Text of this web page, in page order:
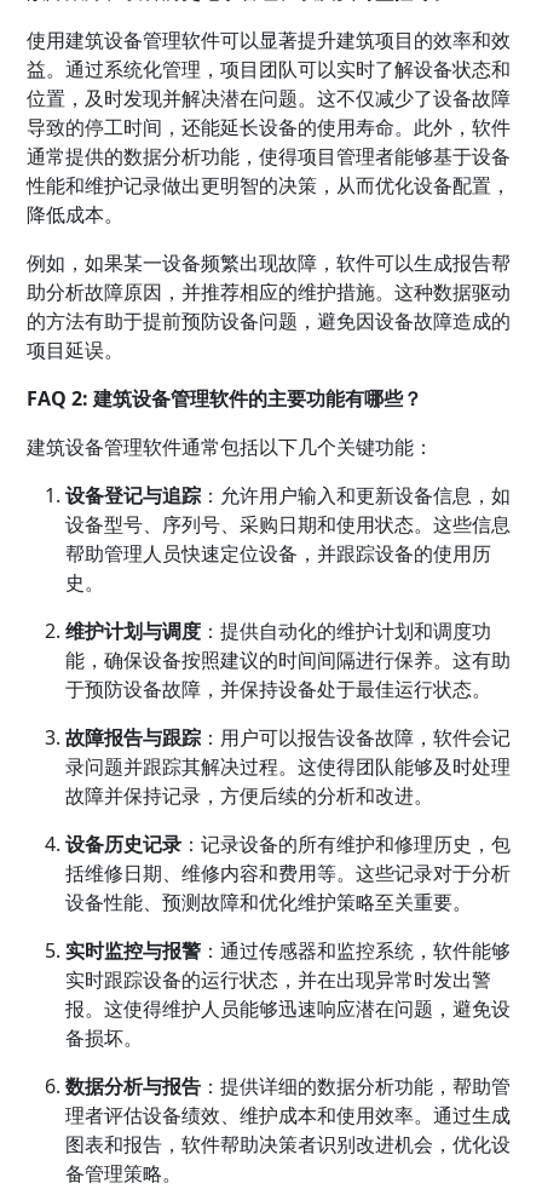
使用建筑设备管理软件可以显著提升建筑项目的效率和效
益。通过系统化管理，项目团队可以实时了解设备状态和
位置，及时发现并解决潜在问题。这不仅减少了设备故障
导致的停工时间，还能延长设备的使用寿命。此外，软件
通常提供的数据分析功能，使得项目管理者能够基于设备
性能和维护记录做出更明智的决策，从而优化设备配置，
降低成本。
例如，如果某一设备频繁出现故障，软件可以生成报告帮
助分析故障原因，并推荐相应的维护措施。这种数据驱动
的方法有助于提前预防设备问题，避免因设备故障造成的
项目延误。
FAQ 2: 建筑设备管理软件的主要功能有哪些？
建筑设备管理软件通常包括以下几个关键功能：
设备登记与追踪 ：允许用户输入和更新设备信息，如
设备型号、序列号、采购日期和使用状态。这些信息
帮助管理人员快速定位设备，并跟踪设备的使用历
史。
维护计划与调度 ：提供自动化的维护计划和调度功
能，确保设备按照建议的时间间隔进行保养。这有助
于预防设备故障，并保持设备处于最佳运行状态。
故障报告与跟踪 ：用户可以报告设备故障，软件会记
录问题并跟踪其解决过程。这使得团队能够及时处理
故障并保持记录，方便后续的分析和改进。
设备历史记录 ：记录设备的所有维护和修理历史，包
括维修日期、维修内容和费用等。这些记录对于分析
设备性能、预测故障和优化维护策略至关重要。
实时监控与报警 ：通过传感器和监控系统，软件能够
实时跟踪设备的运行状态，并在出现异常时发出警
报。这使得维护人员能够迅速响应潜在问题，避免设
备损坏。
数据分析与报告 ：提供详细的数据分析功能，帮助管
理者评估设备绩效、维护成本和使用效率。通过生成
图表和报告，软件帮助决策者识别改进机会，优化设
备管理策略。